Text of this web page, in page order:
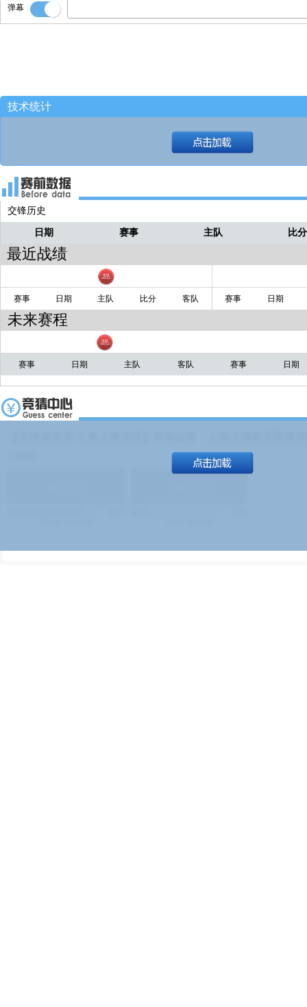
助、贺希宁6分4板3助、巴吉6分3板2助2
约翰逊4分2板2助、容子峰4分1板1助、
弹幕
技术统计
交锋历史
日期 赛事 主队 比分
最近战绩
赛事 日期 主队 比分 客队 赛事 日期
未来赛程
赛事 日期 主队 客队 赛事 日期